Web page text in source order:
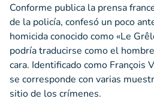
Conforme publica la prensa
de la policía, confesó un poco
homicida conocido como «Le
podría traducirse como el
cara. Identificado como François
se corresponde con varias
sitio de los crímenes.